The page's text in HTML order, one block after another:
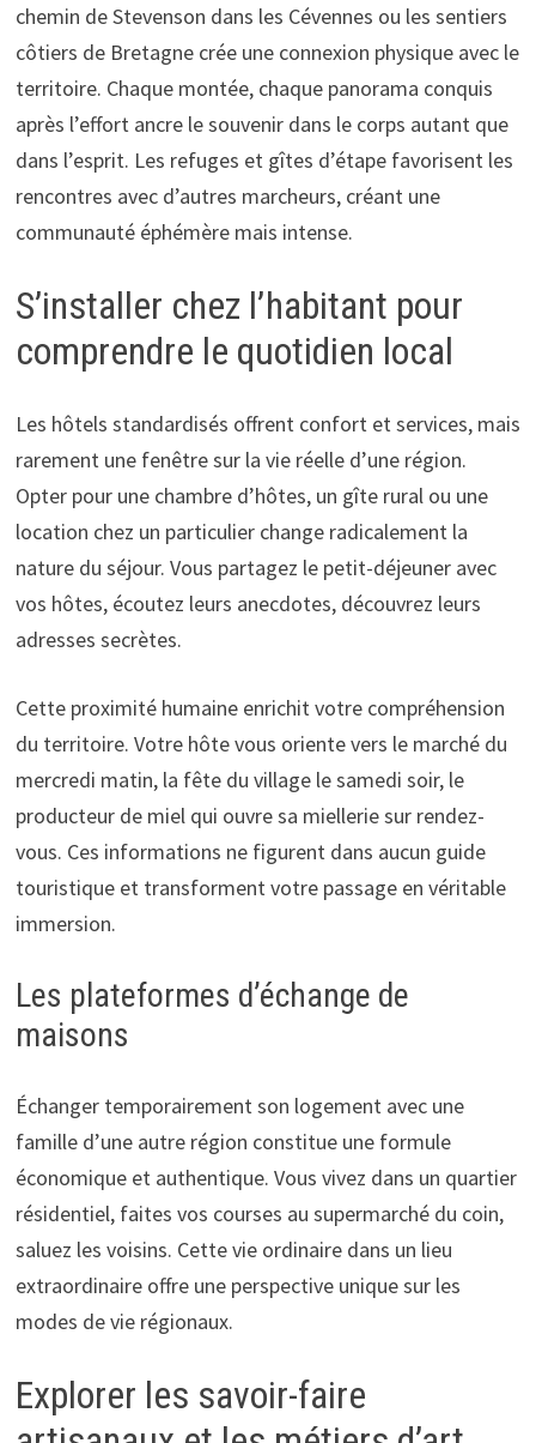
chemin de Stevenson dans les Cévennes ou les sentiers
côtiers de Bretagne crée une connexion physique avec le
territoire. Chaque montée, chaque panorama conquis
après l’effort ancre le souvenir dans le corps autant que
dans l’esprit. Les refuges et gîtes d’étape favorisent les
rencontres avec d’autres marcheurs, créant une
communauté éphémère mais intense.
S’installer chez l’habitant pour
comprendre le quotidien local
Les hôtels standardisés offrent confort et services, mais
rarement une fenêtre sur la vie réelle d’une région.
Opter pour une chambre d’hôtes, un gîte rural ou une
location chez un particulier change radicalement la
nature du séjour. Vous partagez le petit-déjeuner avec
vos hôtes, écoutez leurs anecdotes, découvrez leurs
adresses secrètes.
Cette proximité humaine enrichit votre compréhension
du territoire. Votre hôte vous oriente vers le marché du
mercredi matin, la fête du village le samedi soir, le
producteur de miel qui ouvre sa miellerie sur rendez-
vous. Ces informations ne figurent dans aucun guide
touristique et transforment votre passage en véritable
immersion.
Les plateformes d’échange de
maisons
Échanger temporairement son logement avec une
famille d’une autre région constitue une formule
économique et authentique. Vous vivez dans un quartier
résidentiel, faites vos courses au supermarché du coin,
saluez les voisins. Cette vie ordinaire dans un lieu
extraordinaire offre une perspective unique sur les
modes de vie régionaux.
Explorer les savoir-faire